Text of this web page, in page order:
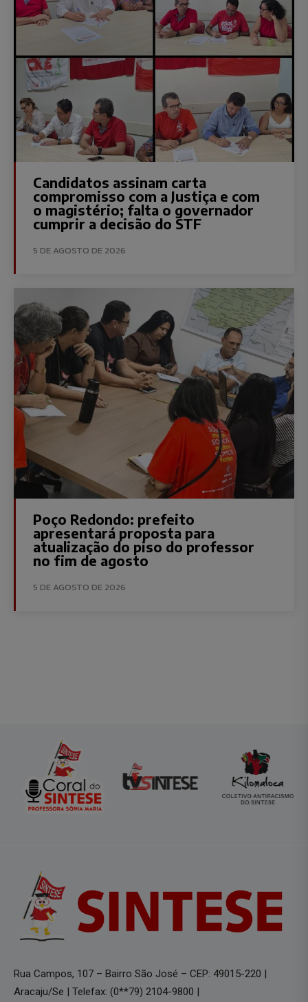
Candidatos assinam carta
compromisso com a Justiça e com
o magistério; falta o governador
cumprir a decisão do STF
5 DE AGOSTO DE 2026
Poço Redondo: prefeito
apresentará proposta para
atualização do piso do professor
no fim de agosto
5 DE AGOSTO DE 2026
Rua Campos, 107 – Bairro São José – CEP: 49015-220 |
Aracaju/Se | Telefax: (0**79) 2104-9800 |